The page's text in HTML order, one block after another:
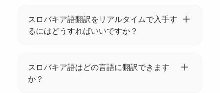
録を翻訳できます。ログインして議事録をア
ップロードし、サポートされている35以上の
言語のいずれかに翻訳をリクエストするだけ
スロバキア語翻訳をリアルタイムで入手す
るにはどうすればいいですか？
をリアルタイムで取得できます。会議を開始
するだけで、Tactiqが会話を自動的に文字起こ
し翻訳します。
スロバキア語はどの言語に翻訳できます
か？